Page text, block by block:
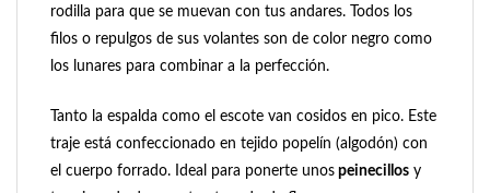
rodilla para que se muevan con tus andares. Todos los
filos o repulgos de sus volantes son de color negro como
los lunares para combinar a la perfección.
Tanto la espalda como el escote van cosidos en pico. Este
traje está confeccionado en tejido popelín (algodón) con
el cuerpo forrado. Ideal para ponerte unos peinecillos y